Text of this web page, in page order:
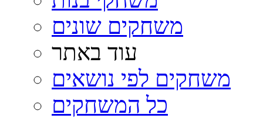
משחקים שונים
עוד באתר
משחקים לפי נושאים
כל המשחקים